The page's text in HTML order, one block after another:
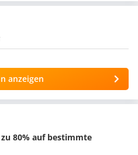
anzeigen
80% auf bestimmte